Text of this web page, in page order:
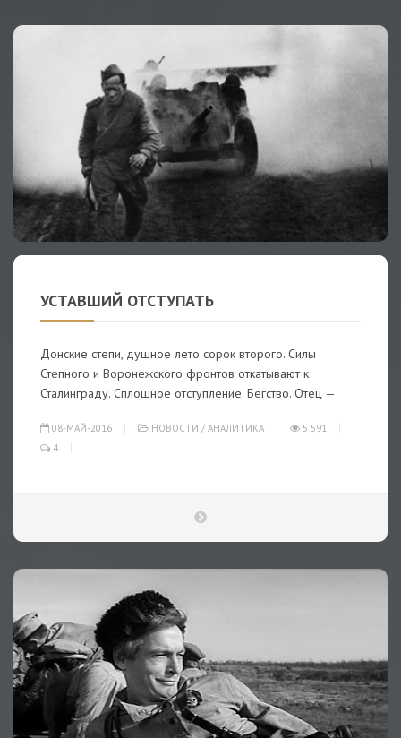
УСТАВШИЙ ОТСТУПАТЬ
Донские степи, душное лето сорок второго. Силы
Степного и Воронежского фронтов откатывают к
Сталинграду. Сплошное отступление. Бегство. Отец —
08-МАЙ-2016 НОВОСТИ / АНАЛИТИКА
5 591
4